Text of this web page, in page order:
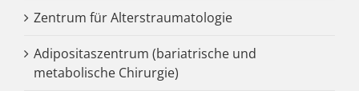
Zentrum für Alterstraumatologie
Adipositaszentrum (bariatrische und
metabolische Chirurgie)